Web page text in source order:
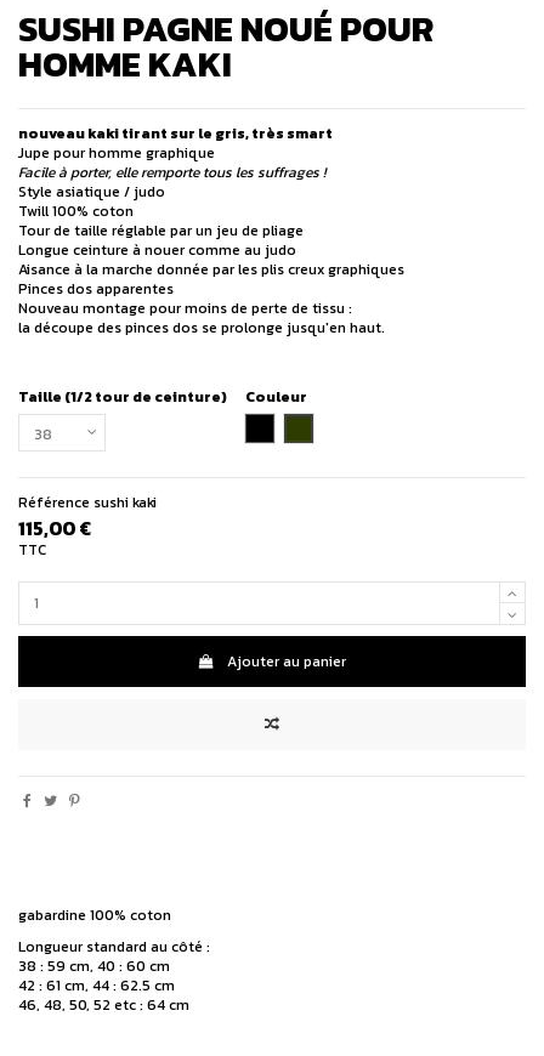
SUSHI PAGNE NOUÉ POUR
HOMME KAKI
nouveau kaki tirant sur le gris, très smart
Jupe pour homme graphique
Facile à porter, elle remporte tous les suffrages !
Style asiatique / judo
Twill 100% coton
Tour de taille réglable par un jeu de pliage
Longue ceinture à nouer comme au judo
Aisance à la marche donnée par les plis creux graphiques
Pinces dos apparentes
Nouveau montage pour moins de perte de tissu :
la découpe des pinces dos se prolonge jusqu'en haut.
Taille (1/2 tour de ceinture)
Couleur
Référence sushi kaki
115,00 €
TTC
Ajouter au panier
gabardine 100% coton
Longueur standard au côté :
38 : 59 cm, 40 : 60 cm
42 : 61 cm, 44 : 62.5 cm
46, 48, 50, 52 etc : 64 cm